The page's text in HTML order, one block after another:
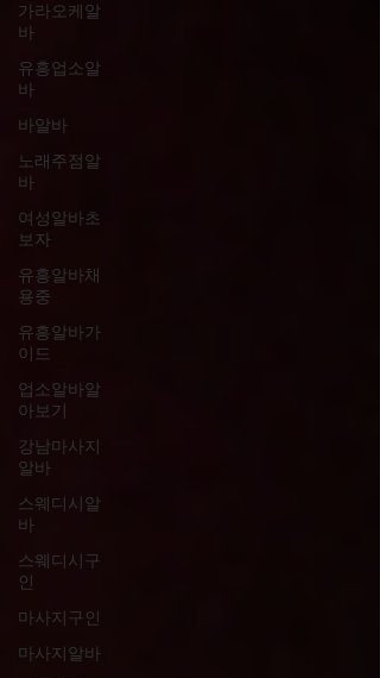
가라오케알
바
유흥업소알
바
바알바
노래주점알
바
여성알바초
보자
유흥알바채
용중
유흥알바가
이드
업소알바알
아보기
강남마사지
알바
스웨디시알
바
스웨디시구
인
마사지구인
마사지알바